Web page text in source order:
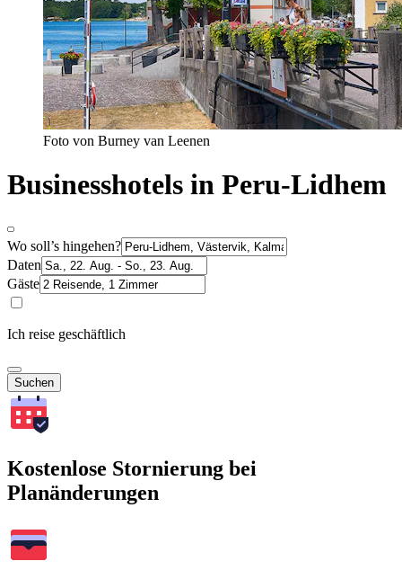
Foto von Burney van Leenen
Businesshotels in Peru-Lidhem
Wo soll’s hingehen?
Daten
Gäste
Ich reise geschäftlich
Suchen
Kostenlose Stornierung bei
Planänderungen